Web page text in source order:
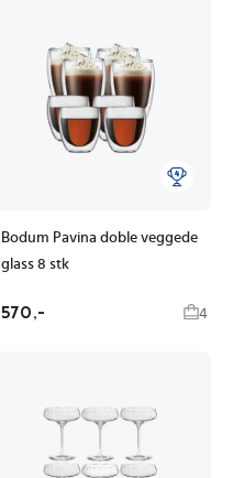
Bodum Pavina doble veggede
glass 8 stk
570,- 4